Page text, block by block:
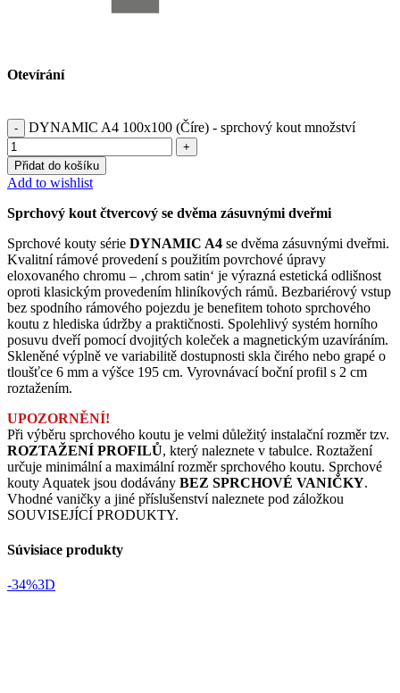
Otevírání
DYNAMIC A4 100x100 (Číre) - sprchový kout množství
Přidat do košíku
Add to wishlist
Sprchový kout čtvercový se dvěma zásuvnými dveřmi
Sprchové kouty série DYNAMIC A4 se dvěma zásuvnými dveřmi.
Kvalitní rámové provedení s použitím povrchové úpravy
eloxovaného chromu – ‚chrom satin‘ je výrazná estetická odlišnost
oproti klasickým provedením hliníkových rámů. Bezbariérový vstup
bez spodního rámového pojezdu je benefitem tohoto sprchového
koutu z hlediska údržby a praktičnosti. Spolehlivý systém horního
posuvu dveří pomocí dvojitých koleček a magnetickým uzavíráním.
Skleněné výplně ve variabilitě dostupnosti skla čirého nebo grapé o
tloušťce 6 mm a výšce 195 cm. Vyrovnávací boční profil s 2 cm
roztažením.
UPOZORNĚNÍ!
Při výběru sprchového koutu je velmi důležitý instalační rozměr tzv.
ROZTAŽENÍ PROFILŮ, který naleznete v tabulce. Roztažení
určuje minimální a maximální rozměr sprchového koutu. Sprchové
kouty Aquatek jsou dodávány BEZ SPRCHOVÉ VANIČKY.
Vhodné vaničky a jiné příslušenství naleznete pod záložkou
SOUVISEJÍCÍ PRODUKTY.
Súvisiace produkty
-34%3D